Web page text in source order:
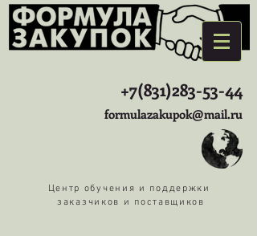
+7(831)283-53-44
formulazakupok@mail.ru
Центр обучения и поддержки
заказчиков и поставщиков